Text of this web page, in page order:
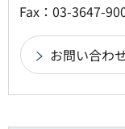
Fax：03-3647-